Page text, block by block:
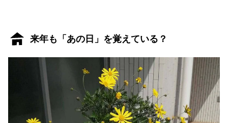
来年も「あの日」を覚えている？